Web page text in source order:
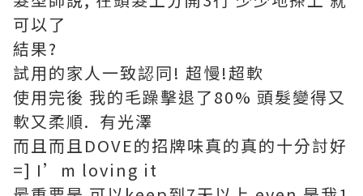
可以了
結果?
試用的家人一致認同! 超慢!超軟
使用完後 我的毛躁擊退了80% 頭髮變得又
軟又柔順. 有光澤
而且而且DOVE的招牌味真的真的十分討好
=] I’m loving it